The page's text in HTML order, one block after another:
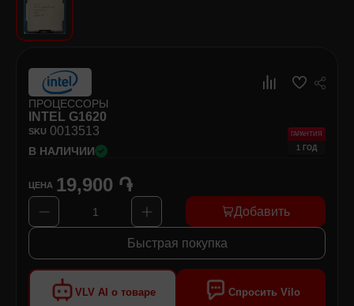
Самокаты и Гироскутеры
VLV AI о товаре Спросить Vilo
ПРОЦЕССОРЫ
INTEL G1620
SKU 0013513
В НАЛИЧИИ
ГАРАНТИЯ
1 ГОД
ЦЕНА 19,900 ֏
1 Добавить
Быстрая покупка